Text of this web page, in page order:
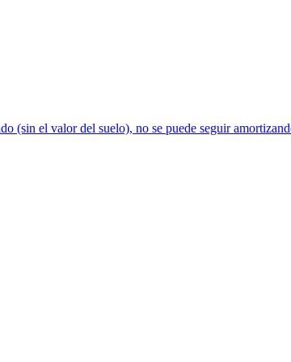
(sin el valor del suelo), no se puede seguir